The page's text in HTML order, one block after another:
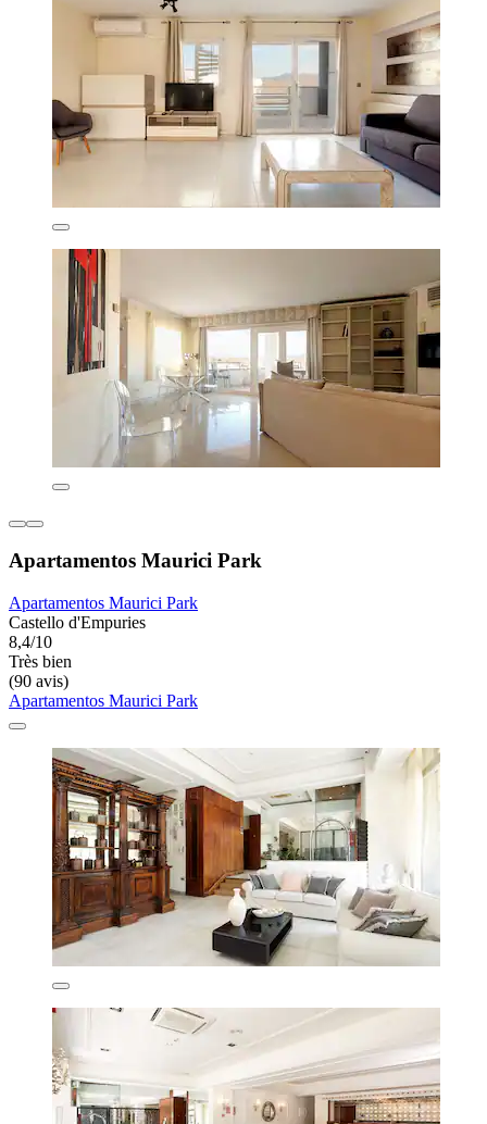
Apartamentos Maurici Park
Apartamentos Maurici Park
Castello d'Empuries
8,4/10
Très bien
(90 avis)
Apartamentos Maurici Park